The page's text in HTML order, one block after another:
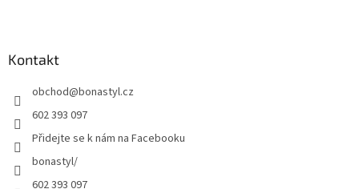
Kontakt
obchod@bonastyl.cz
602 393 097
Přidejte se k nám na Facebooku
bonastyl/
602 393 097